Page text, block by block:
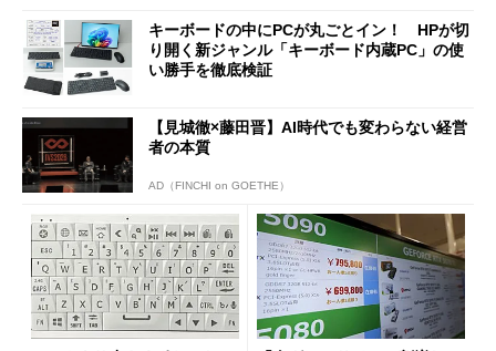
キーボードの中にPCが丸ごとイン！ HPが切
り開く新ジャンル「キーボード内蔵PC」の使
い勝手を徹底検証
【見城徹×藤田晋】AI時代でも変わらない経営
者の本質
AD（FINCHI on GOETHE）